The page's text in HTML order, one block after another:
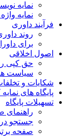
نمایه
نمایه واژه
فرآیند داوری
روند داوری
برای داوران
اصول اخلاقی
حق کپی
سیاست
شکایات و تخلفات
پایگاه های نمایه
تسهیلات پایگاه
راهنمای
جستجو در
صفحه